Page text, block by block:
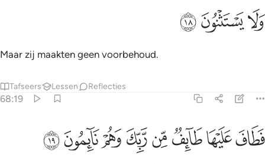
ولا يستثنون ١٨
وَلَا يَسْتَثْنُونَ ١٨
ﱌﱍﱎ
Maar zij maakten geen voorbehoud.
Tafseers Lessen Reflecties
68:19
فطاف عليها طايف من ربك وهم نايمون ١٩
فَطَافَ عَلَيْهَا طَآئِفٌۭ مِّن رَّبِّكَ وَهُمْ نَآئِمُونَ ١٩
ﱏﱐﱑﱒﱓﱔﱕﱖ